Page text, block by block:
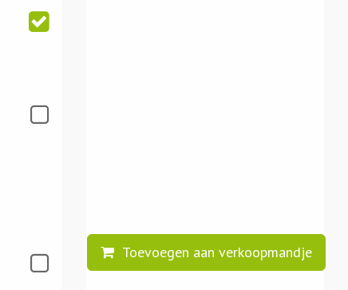
Toevoegen aan verkoopmandje